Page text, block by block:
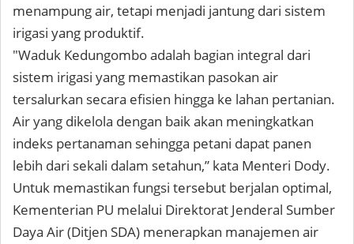
menampung air, tetapi menjadi jantung dari sistem
irigasi yang produktif.
"Waduk Kedungombo adalah bagian integral dari
sistem irigasi yang memastikan pasokan air
tersalurkan secara efisien hingga ke lahan pertanian.
Air yang dikelola dengan baik akan meningkatkan
indeks pertanaman sehingga petani dapat panen
lebih dari sekali dalam setahun,” kata Menteri Dody.
Untuk memastikan fungsi tersebut berjalan optimal,
Kementerian PU melalui Direktorat Jenderal Sumber
Daya Air (Ditjen SDA) menerapkan manajemen air